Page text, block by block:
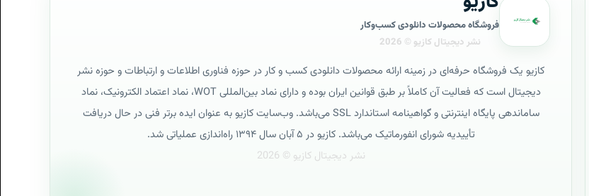
پروپوزال بیزاجی
دانلود طرح پيشنهادي(پروپوزال) بیزاجی، لایه ب...
پیش نمایش نمونه رزومه‌ها
پیش نمایش نمونه قراردادها
تیم نویسندگان کازیو
فروشگاه محصولات دانلودی کسب‌وکار
کازیو یک فروشگاه حرفه‌ای در زمینه ارائه محصولات دانلودی کسب و کار در حوزه فناوری اطلاعات و ارتباطات و حوزه نشر
دیجیتال است که فعالیت آن کاملاً بر طبق قوانین ایران بوده و دارای نماد بین‌المللی WOT، نماد اعتماد الکترونیک، نماد
ساماندهی پایگاه اینترنتی و گواهینامه استاندارد SSL می‌باشد. وب‌سایت کازیو به عنوان ایده برتر فنی در حال دریافت
تأییدیه شورای انفورماتیک می‌باشد. کازیو در ۵ آبان سال ۱۳۹۴ راه‌اندازی عملیاتی شد.